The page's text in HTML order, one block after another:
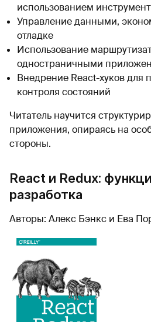
использованием
Управление данными,
отладке
Использование
одностраничными
Внедрение React-хуков для
контроля состояний
Читатель научится
приложения, опираясь на
стороны.
React и Redux:
разработка
Авторы: Алекс Бэнкс и Ева